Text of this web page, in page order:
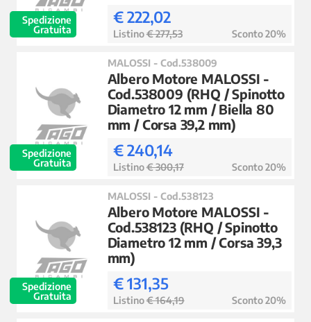
Spedizione
Gratuita
€ 222,02
Listino€ 277,53 Sconto 20%
Spedizione
Gratuita
MALOSSI - Cod.538009
Albero Motore MALOSSI -
Cod.538009 (RHQ / Spinotto
Diametro 12 mm / Biella 80
mm / Corsa 39,2 mm)
€ 240,14
Listino€ 300,17 Sconto 20%
Spedizione
Gratuita
MALOSSI - Cod.538123
Albero Motore MALOSSI -
Cod.538123 (RHQ / Spinotto
Diametro 12 mm / Corsa 39,3
mm)
€ 131,35
Listino€ 164,19 Sconto 20%